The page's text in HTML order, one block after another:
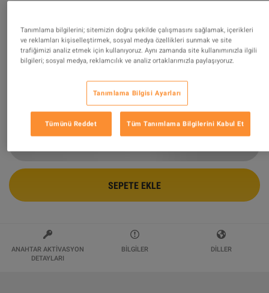
HUMANKIND - Together We Rule
Expansion Pack DLC Steam Altergift
Tarafından Satılıyor wildboy
$25.30
SEPETE EKLE
ANAHTAR AKTIVASYON
DETAYLARI
BILGILER DILLER
Tanımlama bilgilerini; sitemizin doğru şekilde çalışmasını sağlamak, içerikleri
ve reklamları kişiselleştirmek, sosyal medya özellikleri sunmak ve site
trafiğimizi analiz etmek için kullanıyoruz. Aynı zamanda site kullanımınızla ilgili
bilgileri; sosyal medya, reklamcılık ve analiz ortaklarımızla paylaşıyoruz.
Tanımlama Bilgisi Ayarları
Tümünü Reddet Tüm Tanımlama Bilgilerini Kabul Et